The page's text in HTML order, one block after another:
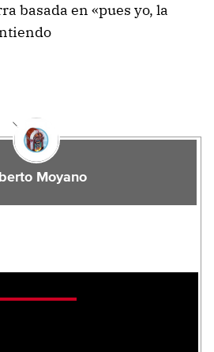
basada en «pues yo, la
Moyano